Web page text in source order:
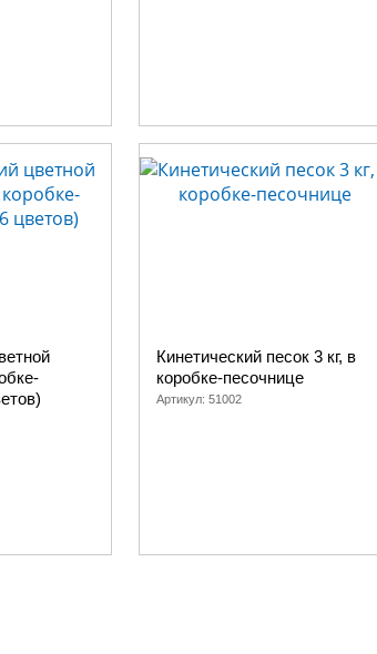
Кинетический песок 3 кг, в
коробке-песочнице
Артикул: 51002